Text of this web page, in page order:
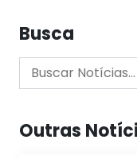
Busca
Outras